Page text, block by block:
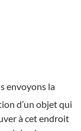
envoyons la
d’un objet qui
à cet endroit